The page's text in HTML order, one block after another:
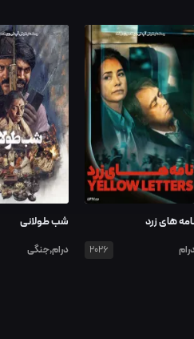
های زرد
2026
شب طولانی
درام,جنگی